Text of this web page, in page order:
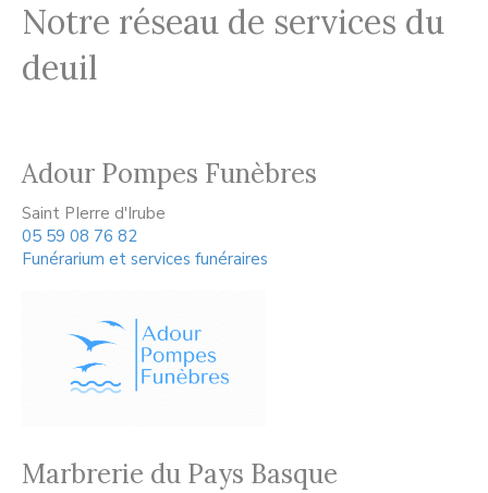
Notre réseau de services du
deuil
Adour Pompes Funèbres
Saint PIerre d'Irube
05 59 08 76 82
Funérarium et services funéraires
Marbrerie du Pays Basque